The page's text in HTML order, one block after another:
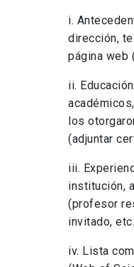
i.
dirección,
página web
ii.
los
(adjuntar
iii.
institución,
(profesor
invitado,
iv. Lista